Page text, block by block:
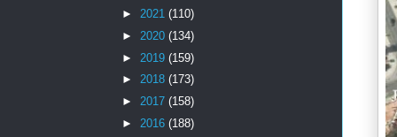
► 2021 (110)
► 2020 (134)
► 2019 (159)
► 2018 (173)
► 2017 (158)
► 2016 (188)